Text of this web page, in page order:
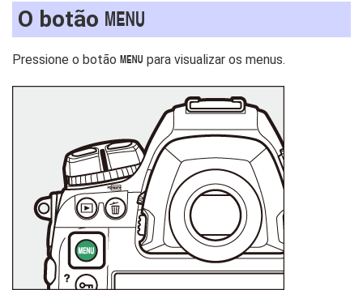
O botão G
Pressione o botão G para visualizar os menus.